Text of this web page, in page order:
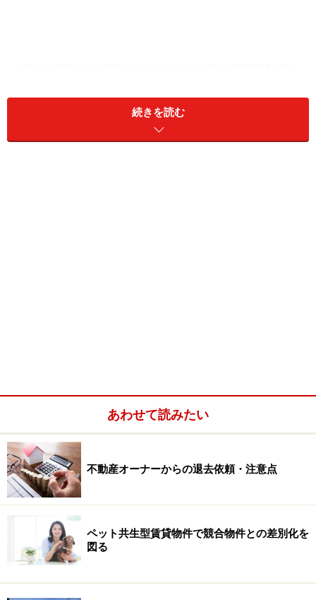
でも、自宅生と下宿生の比率は、2011年→2012年で、自
続きを読む
あわせて読みたい
不動産オーナーからの退去依頼・注意点
ペット共生型賃貸物件で競合物件との差別化を
図る